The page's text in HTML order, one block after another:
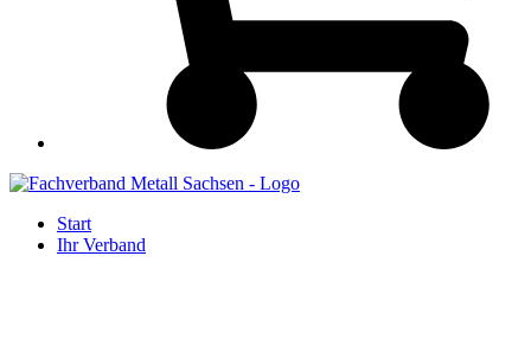
Start
Ihr Verband